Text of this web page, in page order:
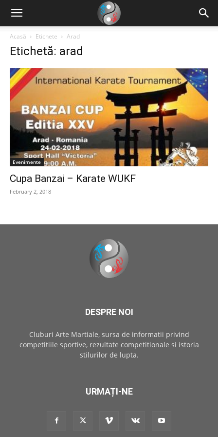
Acasă Etichete Arad
Etichetă: arad
Evenimente
Cupa Banzai – Karate WUKF
February 2, 2018
DESPRE NOI
Cluburi Arte Martiale, sursa de informatii privind
competitiile sportive, rezultate competitionale si istoria
stilurilor de lupta.
URMAȚI-NE